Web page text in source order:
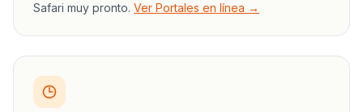
Safari muy pronto. Ver Portales en línea →